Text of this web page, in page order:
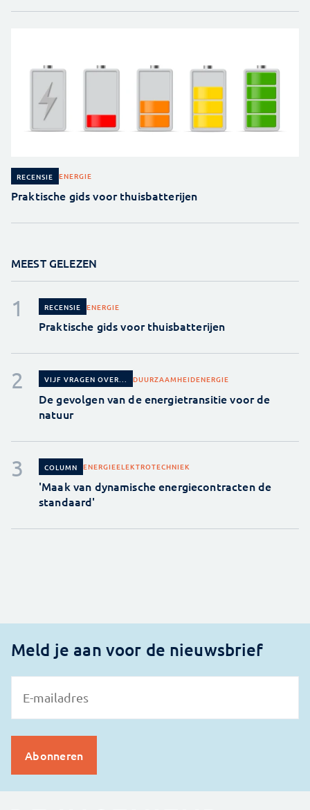
RECENSIE ENERGIE
Praktische gids voor thuisbatterijen
MEEST GELEZEN
RECENSIE ENERGIE
Praktische gids voor thuisbatterijen
VIJF VRAGEN OVER... DUURZAAMHEIDENERGIE
De gevolgen van de energietransitie voor de
natuur
COLUMN ENERGIEELEKTROTECHNIEK
'Maak van dynamische energiecontracten de
standaard'
Meld je aan voor de nieuwsbrief